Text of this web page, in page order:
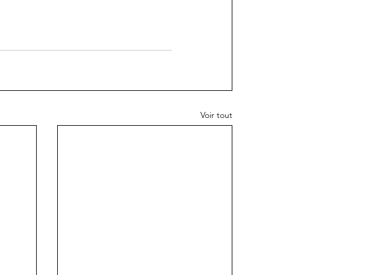
Voir tout